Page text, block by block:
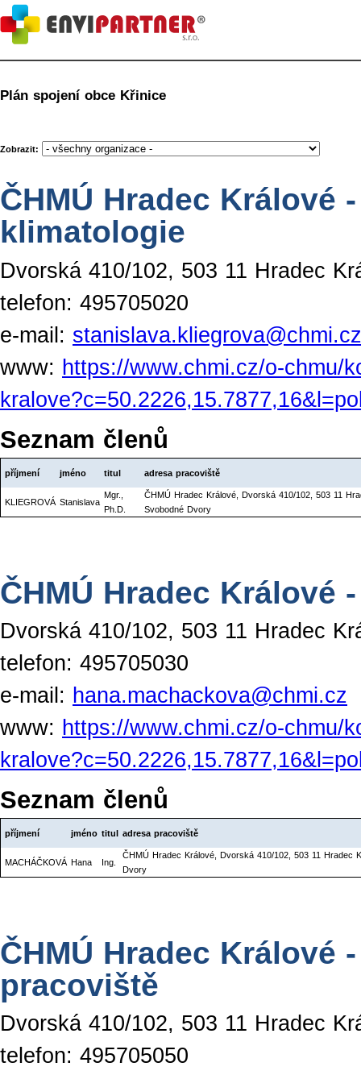
Plán spojení obce Křinice
Zobrazit:
ČHMÚ Hradec Králové
klimatologie
Dvorská 410/102, 503 11 Hradec
telefon: 495705020
e-mail: stanislava.kliegrova@chmi.cz
www: https://www.chmi.cz/o-chmu/
Seznam členů
příjmení jméno titul adresa pracoviště
KLIEGROVÁ Stanislava
Mgr.,
Ph.D.
ČHMÚ Hradec Králové, Dvorská 410/102, 503 11
Svobodné Dvory
ČHMÚ Hradec Králové
Dvorská 410/102, 503 11 Hradec
telefon: 495705030
e-mail: hana.machackova@chmi.cz
www: https://www.chmi.cz/o-chmu/
Seznam členů
příjmení jméno titul adresa pracoviště
MACHÁČKOVÁ Hana Ing.
ČHMÚ Hradec Králové, Dvorská 410/102, 503 11 Hradec
Dvory
ČHMÚ Hradec Králové
pracoviště
Dvorská 410/102, 503 11 Hradec
telefon: 495705050